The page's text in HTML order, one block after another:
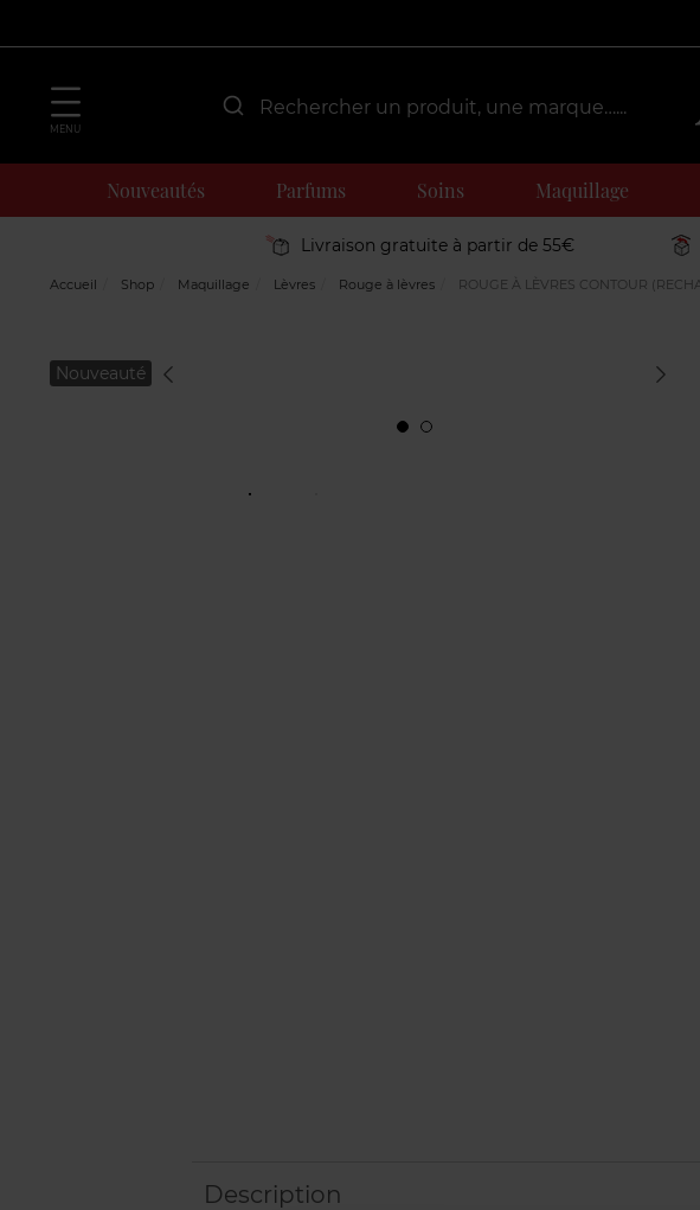
MENU
Nouveautés Parfums Soins Maquillage
Livraison gratuite à partir de 55€
Accueil Shop Maquillage Lèvres Rouge à lèvres ROUGE À LÈVRES CONTOUR
Nouveauté
Description